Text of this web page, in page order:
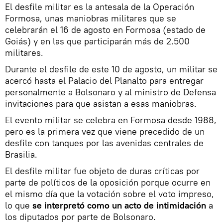
El desfile militar es la antesala de la Operación
Formosa, unas maniobras militares que se
celebrarán el 16 de agosto en Formosa (estado de
Goiás) y en las que participarán más de 2.500
militares.
Durante el desfile de este 10 de agosto, un militar se
acercó hasta el Palacio del Planalto para entregar
personalmente a Bolsonaro y al ministro de Defensa
invitaciones para que asistan a esas maniobras.
El evento militar se celebra en Formosa desde 1988,
pero es la primera vez que viene precedido de un
desfile con tanques por las avenidas centrales de
Brasilia.
El desfile militar fue objeto de duras críticas por
parte de políticos de la oposición porque ocurre en
el mismo día que la votación sobre el voto impreso,
lo que se interpretó como un acto de intimidación a
los diputados por parte de Bolsonaro.